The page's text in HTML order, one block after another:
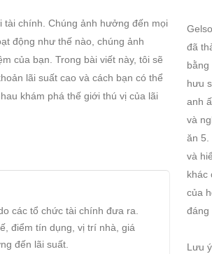
tài chính. Chúng ảnh hưởng đến mọi
động như thế nào, chúng ảnh
của bạn. Trong bài viết này, tôi sẽ
lãi suất cao và cách bạn có thể
khám phá thế giới thú vị của lãi
các tổ chức tài chính đưa ra.
điểm tín dụng, vị trí nhà, giá
đến lãi suất.
đã
bằng
hưu
anh
và
ăn 5.
và
khác
của
đáng
Lưu